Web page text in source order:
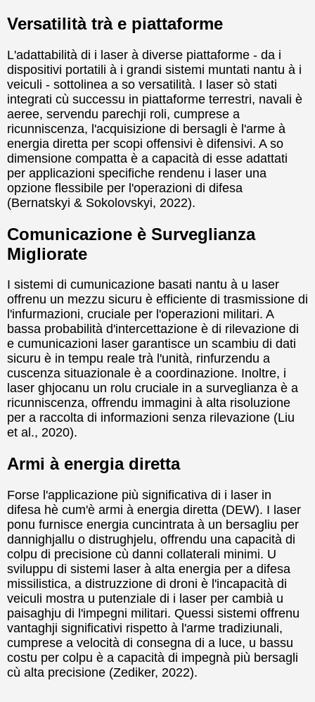
Versatilità trà e piattaforme
L'adattabilità di i laser à diverse piattaforme - da i
dispositivi portatili à i grandi sistemi muntati nantu à i
veiculi - sottolinea a so versatilità. I ​​laser sò stati
integrati cù successu in piattaforme terrestri, navali è
aeree, servendu parechji roli, cumprese a
ricunniscenza, l'acquisizione di bersagli è l'arme à
energia diretta per scopi offensivi è difensivi. A so
dimensione compatta è a capacità di esse adattati
per applicazioni specifiche rendenu i laser una
opzione flessibile per l'operazioni di difesa
(Bernatskyi & Sokolovskyi, 2022).
Comunicazione è Surveglianza
Migliorate
I sistemi di cumunicazione basati nantu à u laser
offrenu un mezzu sicuru è efficiente di trasmissione di
l'infurmazioni, cruciale per l'operazioni militari. A
bassa probabilità d'intercettazione è di rilevazione di
e cumunicazioni laser garantisce un scambiu di dati
sicuru è in tempu reale trà l'unità, rinfurzendu a
cuscenza situazionale è a coordinazione. Inoltre, i
laser ghjocanu un rolu cruciale in a surveglianza è a
ricunniscenza, offrendu immagini à alta risoluzione
per a raccolta di informazioni senza rilevazione (Liu
et al., 2020).
Armi à energia diretta
Forse l'applicazione più significativa di i laser in
difesa hè cum'è armi à energia diretta (DEW). I laser
ponu furnisce energia cuncintrata à un bersagliu per
dannighjallu o distrughjelu, offrendu una capacità di
colpu di precisione cù danni collaterali minimi. U
sviluppu di sistemi laser à alta energia per a difesa
missilistica, a distruzzione di droni è l'incapacità di
veiculi mostra u putenziale di i laser per cambià u
paisaghju di l'impegni militari. Quessi sistemi offrenu
vantaghji significativi rispetto à l'arme tradiziunali,
cumprese a velocità di consegna di a luce, u bassu
costu per colpu è a capacità di impegnà più bersagli
cù alta precisione (Zediker, 2022).